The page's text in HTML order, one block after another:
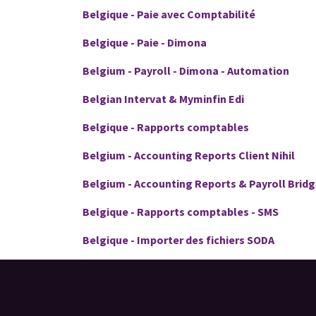
Belgique - Paie avec Comptabilité
Belgique - Paie - Dimona
Belgium - Payroll - Dimona - Automation
Belgian Intervat & Myminfin Edi
Belgique - Rapports comptables
Belgium - Accounting Reports Client Nihil
Belgium - Accounting Reports & Payroll
Belgique - Rapports comptables - SMS
Belgique - Importer des fichiers SODA